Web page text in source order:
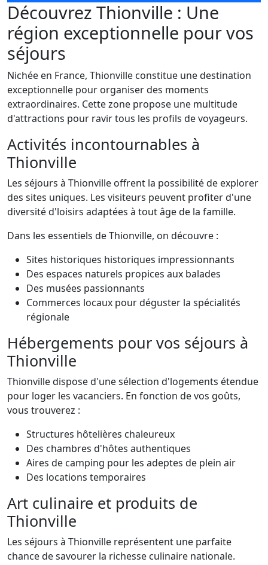
Découvrez Thionville : Une
région exceptionnelle pour vos
séjours
Nichée en France, Thionville constitue une destination
exceptionnelle pour organiser des moments
extraordinaires. Cette zone propose une multitude
d'attractions pour ravir tous les profils de voyageurs.
Activités incontournables à
Thionville
Les séjours à Thionville offrent la possibilité de explorer
des sites uniques. Les visiteurs peuvent profiter d'une
diversité d'loisirs adaptées à tout âge de la famille.
Dans les essentiels de Thionville, on découvre :
Sites historiques historiques impressionnants
Des espaces naturels propices aux balades
Des musées passionnants
Commerces locaux pour déguster la spécialités
régionale
Hébergements pour vos séjours à
Thionville
Thionville dispose d'une sélection d'logements étendue
pour loger les vacanciers. En fonction de vos goûts,
vous trouverez :
Structures hôtelières chaleureux
Des chambres d'hôtes authentiques
Aires de camping pour les adeptes de plein air
Des locations temporaires
Art culinaire et produits de
Thionville
Les séjours à Thionville représentent une parfaite
chance de savourer la richesse culinaire nationale.